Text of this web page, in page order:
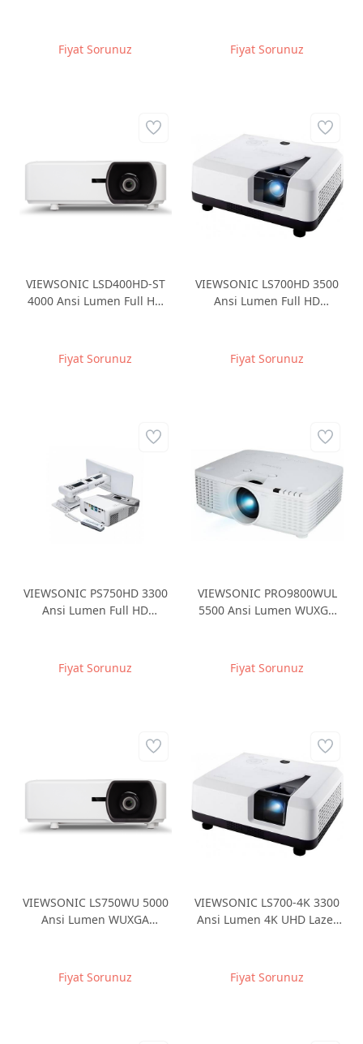
Fiyat Sorunuz
HDBaseT Projeksiyon Cihazı
Fiyat Sorunuz
VIEWSONIC LSD400HD-ST
4000 Ansi Lumen Full HD
Fiyat Sorunuz
VIEWSONIC LS700HD 3500
Ansi Lumen Full HD
Projeksiyon
Fiyat Sorunuz
VIEWSONIC PS750HD 3300
Ansi Lumen Full HD
Projeksiyon
Fiyat Sorunuz
VIEWSONIC PRO9800WUL
5500 Ansi Lumen WUXGA
HDBaseT Projeksiyon cihazı
Fiyat Sorunuz
VIEWSONIC LS750WU 5000
Ansi Lumen WUXGA
Kontrast Projeksiyon
Fiyat Sorunuz
VIEWSONIC LS700-4K 3300
Ansi Lumen 4K UHD Lazer
Fiyat Sorunuz